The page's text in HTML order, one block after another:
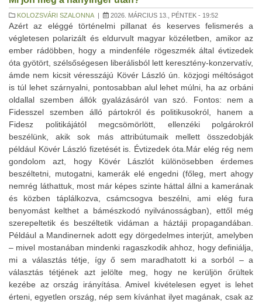
KOLOZSVÁRI SZALONNA | 2026. MÁRCIUS 13., PÉNTEK - 19:52
Azért az eléggé történelmi pillanat és keserves felismerés a
végletesen polarizált és eldurvult magyar közéletben, amikor az
ember rádöbben, hogy a mindenféle rögeszmék által évtizedek
óta gyötört, szélsőségesen liberálisból lett keresztény-konzervatív,
ámde nem kicsit véresszájú Kövér László ún. közjogi méltóságot
is túl lehet szárnyalni, pontosabban alul lehet múlni, ha az orbáni
oldallal szemben állók gyalázásáról van szó. Fontos: nem a
Fidesszel szemben álló pártokról és politikusokról, hanem a
Fidesz politikájától megcsömörlött, ellenzéki polgárokról
beszélünk, akik sok más attribútumaik mellett összedobják
például Kövér László fizetését is. Évtizedek óta.Már elég rég nem
gondolom azt, hogy Kövér Lászlót különösebben érdemes
beszéltetni, mutogatni, kamerák elé engedni (főleg, mert ahogy
nemrég láthattuk, most már képes szinte háttal állni a kamerának
és közben táplálkozva, csámcsogva beszélni, ami elég fura
benyomást kelthet a bámészkodó nyilvánosságban), ettől még
szerepeltetik és beszéltetik vidáman a háztáji propagandában.
Például a Mandinernek adott egy dörgedelmes interjút, amelyben
– mivel mostanában mindenki ragaszkodik ahhoz, hogy definiálja,
mi a választás tétje, így ő sem maradhatott ki a sorból – a
választás tétjének azt jelölte meg, hogy ne kerüljön őrültek
kezébe az ország irányítása. Amivel kivételesen egyet is lehet
érteni, egyetlen ország, nép sem kívánhat ilyet magának, csak az